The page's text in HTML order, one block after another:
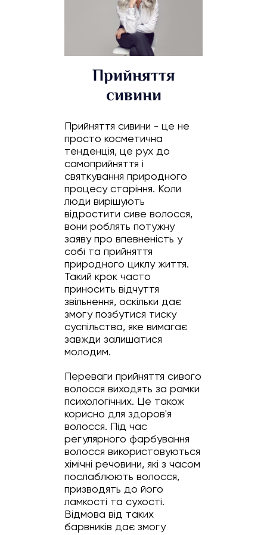
Прийняття
сивини
Прийняття сивини - це не
просто косметична
тенденція, це рух до
самоприйняття і
святкування природного
процесу старіння. Коли
люди вирішують
відростити сиве волосся,
вони роблять потужну
заяву про впевненість у
собі та прийняття
природного циклу життя.
Такий крок часто
приносить відчуття
звільнення, оскільки дає
змогу позбутися тиску
суспільства, яке вимагає
завжди залишатися
молодим.
Переваги прийняття сивого
волосся виходять за рамки
психологічних. Це також
корисно для здоров'я
волосся. Під час
регулярного фарбування
волосся використовуються
хімічні речовини, які з часом
послаблюють волосся,
призводять до його
ламкості та сухості.
Відмова від таких
барвників дає змогу